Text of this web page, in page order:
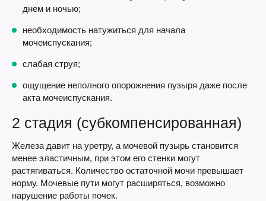
днем и ночью;
необходимость натужиться для начала
мочеиспускания;
слабая струя;
ощущение неполного опорожнения пузыря даже после
акта мочеиспускания.
2 стадия (субкомпенсированная)
Железа давит на уретру, а мочевой пузырь становится
менее эластичным, при этом его стенки могут
растягиваться. Количество остаточной мочи превышает
норму. Мочевые пути могут расширяться, возможно
нарушение работы почек.